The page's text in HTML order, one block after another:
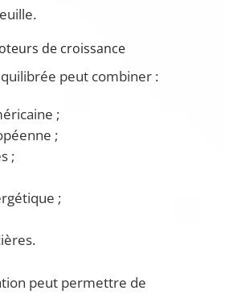
de croissance
peut combiner :
;
;
;
;
peut permettre de